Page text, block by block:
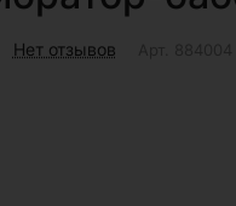
Нет отзывов